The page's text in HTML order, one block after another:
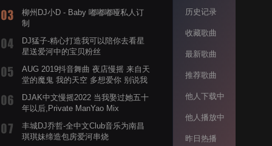
柳州DJ小D - Baby 嘟嘟嘟哑私人订
制
DJ猛子-精心打造我可以陪你去看星
星送爱河中的宝贝粉丝
AUG 2019抖音舞曲 夜店慢摇 来自天
堂的魔鬼 我的天空 多想爱你 别说我
DJAK中文慢摇2022 当我娶过她五十
年以后,Private ManYao Mix
丰城DJ乔哲-全中文Club音乐为南昌
琪琪妹缔造包房爱河串烧
历史记录
收藏歌曲
最新歌曲
推荐歌曲
他人下载中
他人播放中
昨日热播